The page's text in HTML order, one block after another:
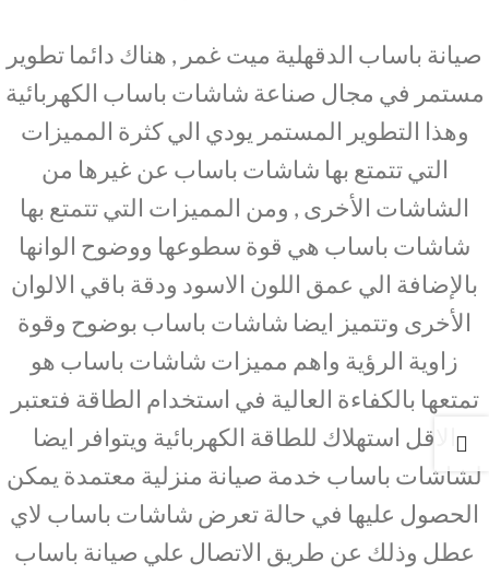
صيانة باساب الدقهلية ميت غمر , هناك دائما تطوير
مستمر في مجال صناعة شاشات باساب الكهربائية
وهذا التطوير المستمر يودي الي كثرة المميزات
التي تتمتع بها شاشات باساب عن غيرها من
الشاشات الأخرى , ومن المميزات التي تتمتع بها
شاشات باساب هي قوة سطوعها ووضوح الوانها
بالإضافة الي عمق اللون الاسود ودقة باقي الالوان
الأخرى وتتميز ايضا شاشات باساب بوضوح وقوة
زاوية الرؤية واهم مميزات شاشات باساب هو
تمتعها بالكفاءة العالية في استخدام الطاقة فتعتبر
الاقل استهلاك للطاقة الكهربائية ويتوافر ايضا
لشاشات باساب خدمة صيانة منزلية معتمدة يمكن
الحصول عليها في حالة تعرض شاشات باساب لاي
عطل وذلك عن طريق الاتصال علي صيانة باساب